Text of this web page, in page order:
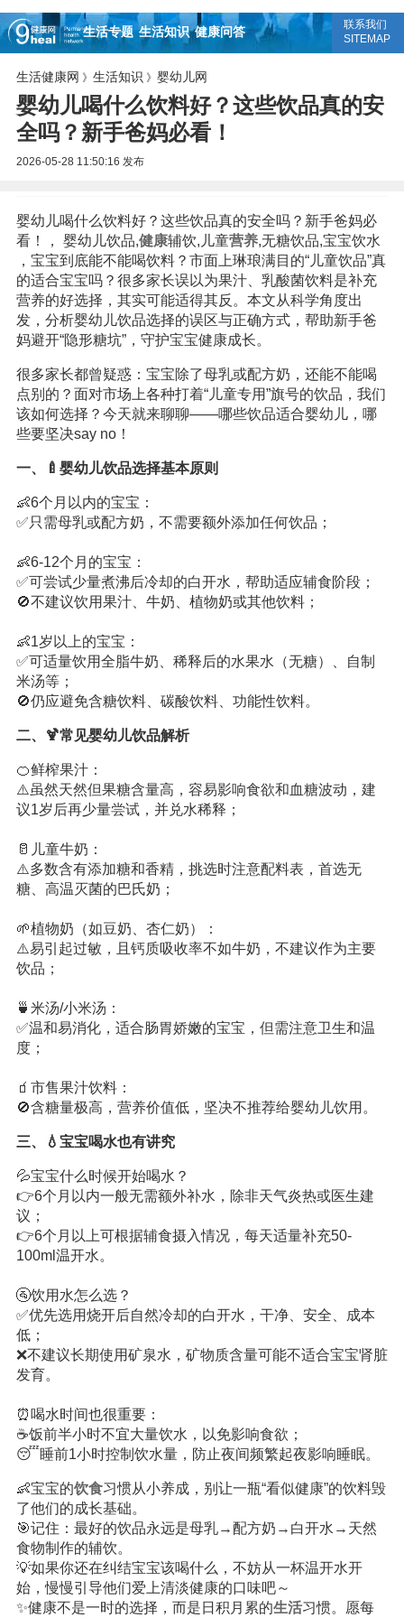
生活专题 生活知识 健康问答
联系我们
SITEMAP
生活健康网 》 生活知识 》 婴幼儿网
婴幼儿喝什么饮料好？这些饮品真的安
全吗？新手爸妈必看！
2026-05-28 11:50:16 发布
婴幼儿喝什么饮料好？这些饮品真的安全吗？新手爸妈必
看！， 婴幼儿饮品,健康辅饮,儿童营养,无糖饮品,宝宝饮水
，宝宝到底能不能喝饮料？市面上琳琅满目的“儿童饮品”真
的适合宝宝吗？很多家长误以为果汁、乳酸菌饮料是补充
营养的好选择，其实可能适得其反。本文从科学角度出
发，分析婴幼儿饮品选择的误区与正确方式，帮助新手爸
妈避开“隐形糖坑”，守护宝宝健康成长。
很多家长都曾疑惑：宝宝除了母乳或配方奶，还能不能喝
点别的？面对市场上各种打着“儿童专用”旗号的饮品，我们
该如何选择？今天就来聊聊——哪些饮品适合婴幼儿，哪
些要坚决say no！
一、🍼婴幼儿饮品选择基本原则
👶6个月以内的宝宝：
✅只需母乳或配方奶，不需要额外添加任何饮品；
👶6-12个月的宝宝：
✅可尝试少量煮沸后冷却的白开水，帮助适应辅食阶段；
🚫不建议饮用果汁、牛奶、植物奶或其他饮料；
👶1岁以上的宝宝：
✅可适量饮用全脂牛奶、稀释后的水果水（无糖）、自制
米汤等；
🚫仍应避免含糖饮料、碳酸饮料、功能性饮料。
二、🍹常见婴幼儿饮品解析
🍊鲜榨果汁：
⚠️虽然天然但果糖含量高，容易影响食欲和血糖波动，建
议1岁后再少量尝试，并兑水稀释；
🥛儿童牛奶：
⚠️多数含有添加糖和香精，挑选时注意配料表，首选无
糖、高温灭菌的巴氏奶；
🌱植物奶（如豆奶、杏仁奶）：
⚠️易引起过敏，且钙质吸收率不如牛奶，不建议作为主要
饮品；
🍵米汤/小米汤：
✅温和易消化，适合肠胃娇嫩的宝宝，但需注意卫生和温
度；
🧃市售果汁饮料：
🚫含糖量极高，营养价值低，坚决不推荐给婴幼儿饮用。
三、💧宝宝喝水也有讲究
💦宝宝什么时候开始喝水？
👉6个月以内一般无需额外补水，除非天气炎热或医生建
议；
👉6个月以上可根据辅食摄入情况，每天适量补充50-
100ml温开水。
🚰饮用水怎么选？
✅优先选用烧开后自然冷却的白开水，干净、安全、成本
低；
❌不建议长期使用矿泉水，矿物质含量可能不适合宝宝肾脏
发育。
⏰喝水时间也很重要：
☕饭前半小时不宜大量饮水，以免影响食欲；
😴睡前1小时控制饮水量，防止夜间频繁起夜影响睡眠。
👶宝宝的饮食习惯从小养成，别让一瓶“看似健康”的饮料毁
了他们的成长基础。
🎯记住：最好的饮品永远是母乳→配方奶→白开水→天然
食物制作的辅饮。
💡如果你还在纠结宝宝该喝什么，不妨从一杯温开水开
始，慢慢引导他们爱上清淡健康的口味吧～
✨健康不是一时的选择，而是日积月累的生活习惯。愿每